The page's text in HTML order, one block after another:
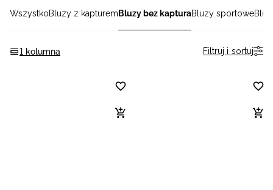
WszystkoBluzy z kapturem Bluzy bez kapturaBluzy sportowe
1 kolumna Filtruj i sortuj
Angielski / GBP
Chorwacki / EUR